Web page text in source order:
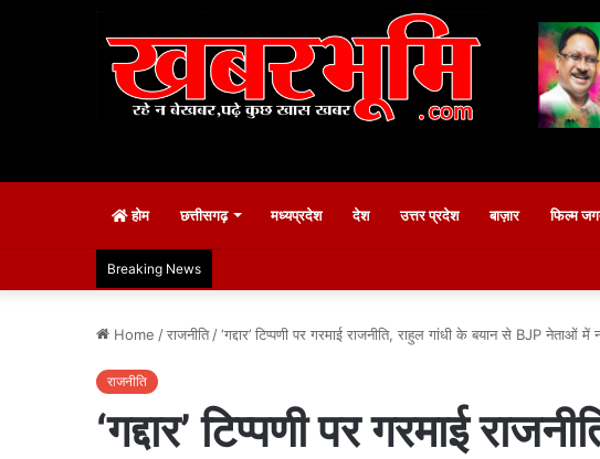
होम छत्तीसगढ़ मध्यप्रदेश देश उत्तर प्रदेश बाज़ार फिल्म
Breaking News
Home /राजनीति /‘गद्दार’ टिप्पणी पर गरमाई राजनीति, राहुल गांधी के बयान से BJP नेताओं में
राजनीति
‘गद्दार’ टिप्पणी पर गरमाई